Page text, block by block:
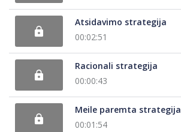
Atsidavimo strategija
00:02:51
Racionali strategija
00:00:43
Meile paremta strategija
00:01:54